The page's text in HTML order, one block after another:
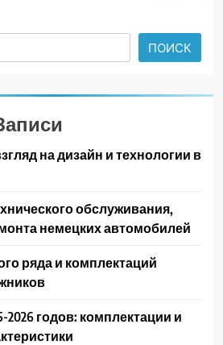
ПОИСК
на дизайн и технологии в
обслуживания,
немецких автомобилей
ряда и комплектаций
2026 годов: комплектации и